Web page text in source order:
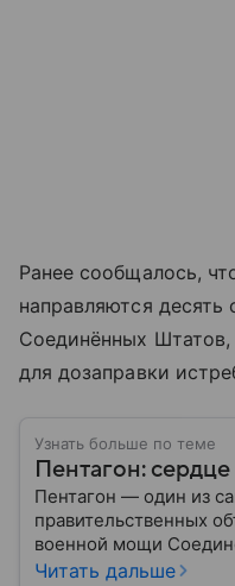
Ранее сообщалось,
направляются
Соединённых
для дозаправки
Узнать больше по теме
Пентагон:
Пентагон — один из
правительственных
военной мощи
располагается штаб-
Читать дальше